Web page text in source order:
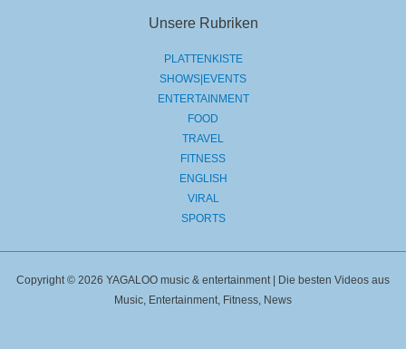
Unsere Rubriken
PLATTENKISTE
SHOWS|EVENTS
ENTERTAINMENT
FOOD
TRAVEL
FITNESS
ENGLISH
VIRAL
SPORTS
Copyright © 2026 YAGALOO music & entertainment | Die besten Videos aus
Music, Entertainment, Fitness, News